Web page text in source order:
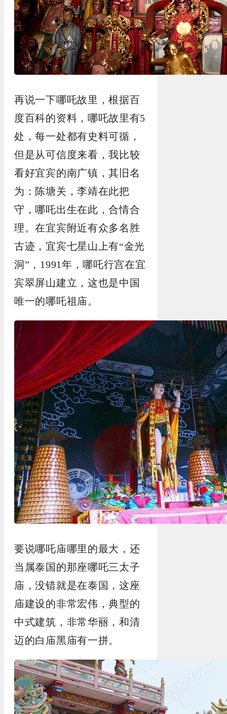
再说一下哪吒故里，根据百
度百科的资料，哪吒故里有5
处，每一处都有史料可循，
但是从可信度来看，我比较
看好宜宾的南广镇，其旧名
为：陈塘关，李靖在此把
守，哪吒出生在此，合情合
理。在宜宾附近有众多名胜
古迹，宜宾七星山上有“金光
洞”， 1991年，哪吒行宫在宜
宾翠屏山建立，这也是中国
唯一的哪吒祖庙。
要说哪吒庙哪里的最大，还
当属泰国的那座哪吒三太子
庙，没错就是在泰国，这座
庙建设的非常宏伟，典型的
中式建筑，非常华丽，和清
迈的白庙黑庙有一拼。